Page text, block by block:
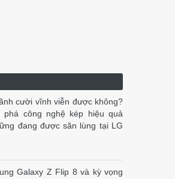
cười vĩnh viễn được không?
phá công nghệ kép hiệu quả
đang được săn lùng tại LG
Galaxy Z Flip 8 và kỳ vọng